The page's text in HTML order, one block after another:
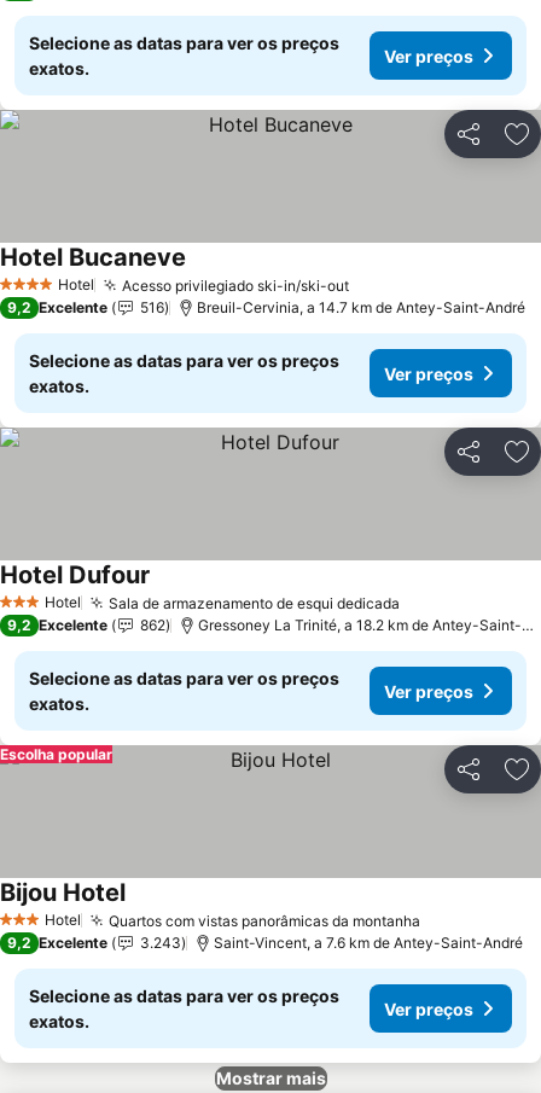
Selecione as datas para ver os preços
exatos.
Ver preços
Partilhar
4 EstrelasHotel Acesso privilegiado ski-in/ski-outVer preços
Hotel Bucaneve
9,2 Excelente 516 Breuil-Cervinia, a 14.7 km de Antey-Saint-André
Selecione as datas para ver os preços
exatos.
Ver preços
Partilhar
3 EstrelasHotel Sala de armazenamento de esqui dedicada
Hotel Dufour
9,2 Excelente 862 Gressoney La Trinité, a 18.2 km de Antey-Saint-
Selecione as datas para ver os preços
exatos.
Ver preços
Partilhar
Escolha popular
3 EstrelasHotel Quartos com vistas panorâmicas da montanha
Bijou HotelVer preços
9,2 Excelente 3.243 Saint-Vincent, a 7.6 km de Antey-Saint-André
Selecione as datas para ver os preços
exatos.
Ver preços
Mostrar mais